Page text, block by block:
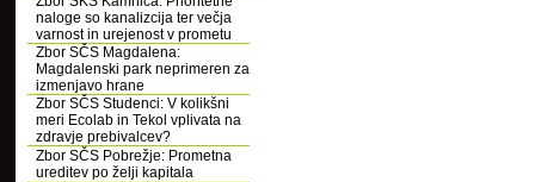
naloge so kanalizcija ter večja
varnost in urejenost v prometu
Zbor SČS Magdalena:
Magdalenski park neprimeren za
izmenjavo hrane
Zbor SČS Studenci: V kolikšni
meri Ecolab in Tekol vplivata na
zdravje prebivalcev?
Zbor SČS Pobrežje: Prometna
ureditev po želji kapitala